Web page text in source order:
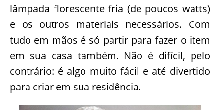
lâmpada florescente fria (de poucos watts)
e os outros materiais necessários. Com
tudo em mãos é só partir para fazer o item
em sua casa também. Não é difícil, pelo
contrário: é algo muito fácil e até divertido
para criar em sua residência.